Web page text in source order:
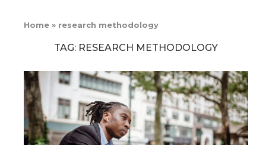
Home » research methodology
TAG: RESEARCH METHODOLOGY